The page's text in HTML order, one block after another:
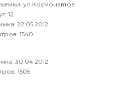
ул.Космонавтов
12
22.05.2012
1540
30.04.2012
1505